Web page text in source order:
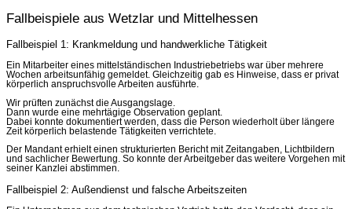
Fallbeispiele aus Wetzlar und Mittelhessen
Fallbeispiel 1: Krankmeldung und handwerkliche Tätigkeit
Ein Mitarbeiter eines mittelständischen Industriebetriebs war über mehrere
Wochen arbeitsunfähig gemeldet. Gleichzeitig gab es Hinweise, dass er privat
körperlich anspruchsvolle Arbeiten ausführte.
Wir prüften zunächst die Ausgangslage.
Dann wurde eine mehrtägige Observation geplant.
Dabei konnte dokumentiert werden, dass die Person wiederholt über längere
Zeit körperlich belastende Tätigkeiten verrichtete.
Der Mandant erhielt einen strukturierten Bericht mit Zeitangaben, Lichtbildern
und sachlicher Bewertung. So konnte der Arbeitgeber das weitere Vorgehen mit
seiner Kanzlei abstimmen.
Fallbeispiel 2: Außendienst und falsche Arbeitszeiten